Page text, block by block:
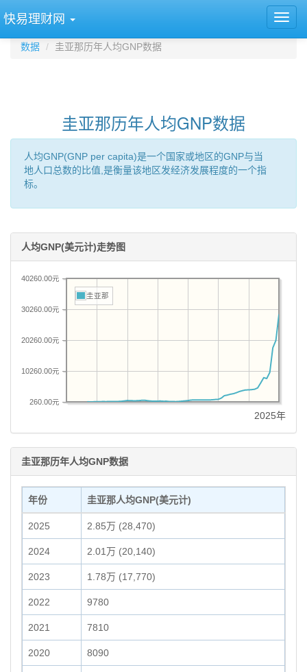
快易理财网
数据 圭亚那历年人均GNP数据
圭亚那历年人均GNP数据
人均GNP(GNP per capita)是一个国家或地区的GNP与当
地人口总数的比值,是衡量该地区发经济发展程度的一个指
标。
人均GNP(美元计)走势图
260.00元
10260.00元
20260.00元
30260.00元
40260.00元
圭亚那
2025年
圭亚那历年人均GNP数据
年份 圭亚那人均GNP(美元计)
2025 2.85万 (28,470)
2024 2.01万 (20,140)
2023 1.78万 (17,770)
2022 9780
2021 7810
2020 8090